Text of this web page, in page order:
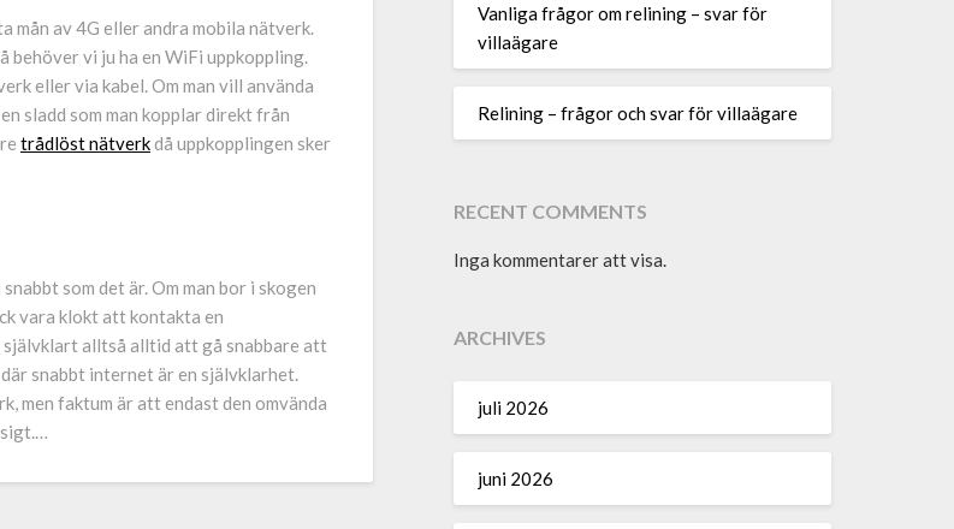
mån av 4G eller andra mobila nätverk.
behöver vi ju ha en WiFi uppkoppling.
eller via kabel. Om man vill använda
sladd som man kopplar direkt från
trådlöst nätverkdå uppkopplingen sker
som det är. Om man bor i skogen
vara klokt att kontakta en
självklart alltså alltid att gå snabbare att
snabbt internet är en självklarhet.
men faktum är att endast den omvända
Vanliga frågor om relining – svar för
villaägare
Relining – frågor och svar för villaägare
RECENT COMMENTS
Inga kommentarer att visa.
ARCHIVES
juli 2026
juni 2026